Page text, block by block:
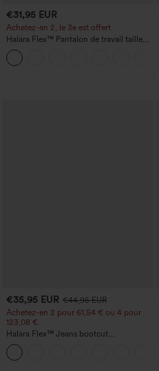
€31,95 EUR
Achetez-en 2, le 3e est offert
Halara Flex™ Pantalon de travail taille
haute avec poche latérale arrière et
légère coupe évasée
€35,95 EUR €44,95 EUR
Achetez-en 2 pour 61,54 € ou 4 pour
123,08 €.
Halara Flex™ Jeans bootcut
décontractés taille haute, effet délavé,
avec poches